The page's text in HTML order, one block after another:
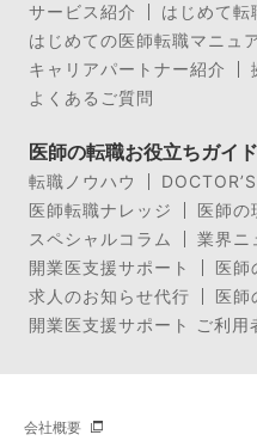
サービス紹介
はじめて転
はじめての医師転職マニュ
キャリアパートナー紹介
よくあるご質問
医師の転職お役立ちガイド
転職ノウハウ
医師転職ナレッジ
医師の
スペシャルコラム
業界ニ
開業医支援サポート
医師
求人のお知らせ代行
医師
開業医支援サポート ご利用
会社概要